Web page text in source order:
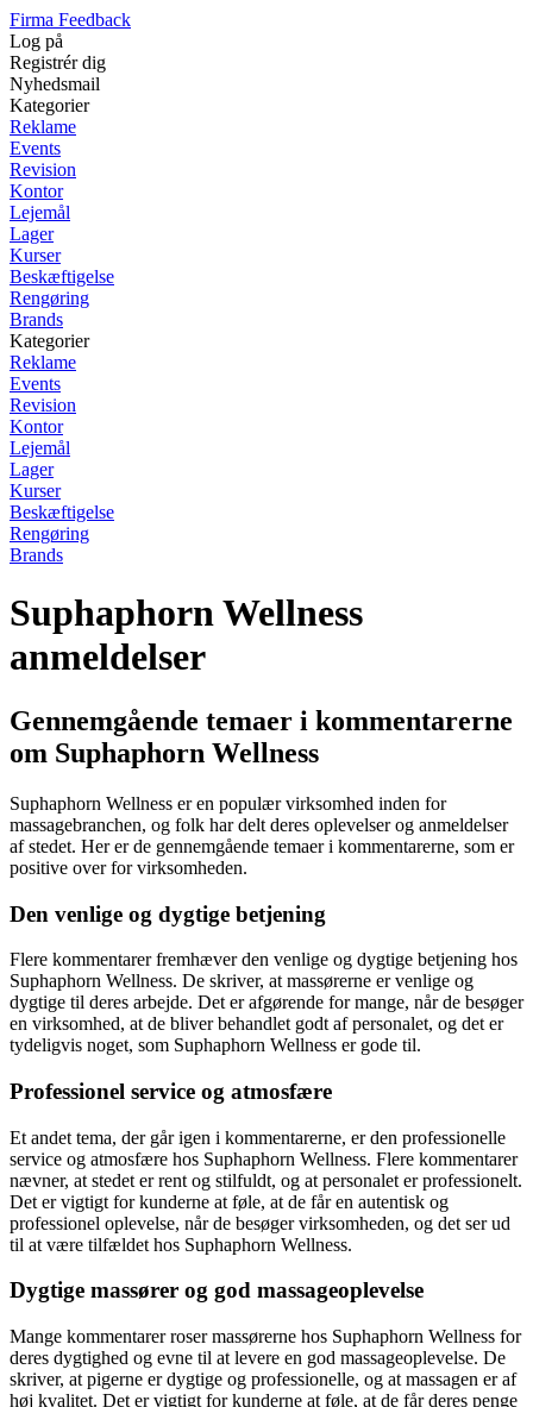
Firma Feedback
Log på
Registrér dig
Nyhedsmail
Kategorier
Reklame
Events
Revision
Kontor
Lejemål
Lager
Kurser
Beskæftigelse
Rengøring
Brands
Kategorier
Reklame
Events
Revision
Kontor
Lejemål
Lager
Kurser
Beskæftigelse
Rengøring
Brands
Suphaphorn Wellness
anmeldelser
Gennemgående temaer i kommentarerne
om Suphaphorn Wellness
Suphaphorn Wellness er en populær virksomhed inden for
massagebranchen, og folk har delt deres oplevelser og anmeldelser
af stedet. Her er de gennemgående temaer i kommentarerne, som er
positive over for virksomheden.
Den venlige og dygtige betjening
Flere kommentarer fremhæver den venlige og dygtige betjening hos
Suphaphorn Wellness. De skriver, at massørerne er venlige og
dygtige til deres arbejde. Det er afgørende for mange, når de besøger
en virksomhed, at de bliver behandlet godt af personalet, og det er
tydeligvis noget, som Suphaphorn Wellness er gode til.
Professionel service og atmosfære
Et andet tema, der går igen i kommentarerne, er den professionelle
service og atmosfære hos Suphaphorn Wellness. Flere kommentarer
nævner, at stedet er rent og stilfuldt, og at personalet er professionelt.
Det er vigtigt for kunderne at føle, at de får en autentisk og
professionel oplevelse, når de besøger virksomheden, og det ser ud
til at være tilfældet hos Suphaphorn Wellness.
Dygtige massører og god massageoplevelse
Mange kommentarer roser massørerne hos Suphaphorn Wellness for
deres dygtighed og evne til at levere en god massageoplevelse. De
skriver, at pigerne er dygtige og professionelle, og at massagen er af
høj kvalitet. Det er vigtigt for kunderne at føle, at de får deres penge